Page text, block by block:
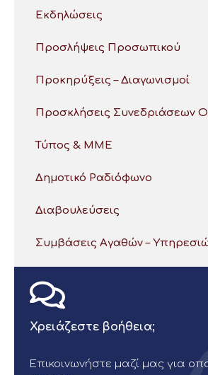
Εκδηλώσεις
Προσλήψεις Προσωπικού
Προκηρύξεις – Διαγωνισμοί
Προσκλήσεις Συνεδριάσεων
Τύπος & ΜΜΕ
Δημοτικό Ραδιόφωνο
Διαβουλεύσεις
Συμβάσεις Αγαθών –
Χρειάζεστε βοήθεια;
Επικοινωνήστε μαζί μας για